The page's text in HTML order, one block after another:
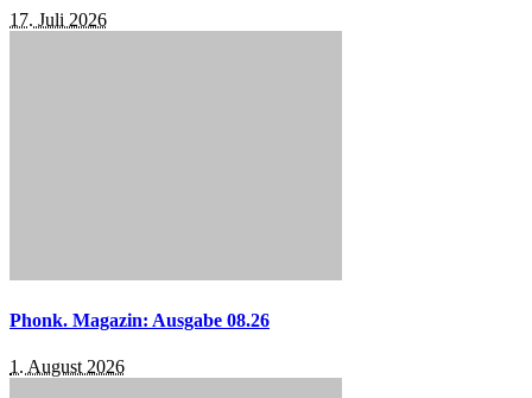
17. Juli 2026
Phonk. Magazin: Ausgabe 08.26
1. August 2026